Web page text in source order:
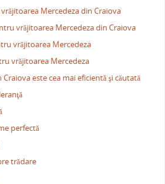
Mercedeza din Craiova
vrăjitoarea Mercedeza din Craiova
vrăjitoarea Mercedeza
vrăjitoarea Mercedeza
este cea mai eficientă şi căutată
perfectă
trădare